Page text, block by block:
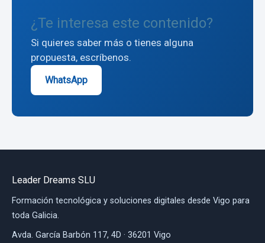
¿Te interesa este contenido?
Si quieres saber más o tienes alguna
propuesta, escríbenos.
WhatsApp
Leader Dreams SLU
Formación tecnológica y soluciones digitales desde Vigo para
toda Galicia.
Avda. García Barbón 117, 4D · 36201 Vigo